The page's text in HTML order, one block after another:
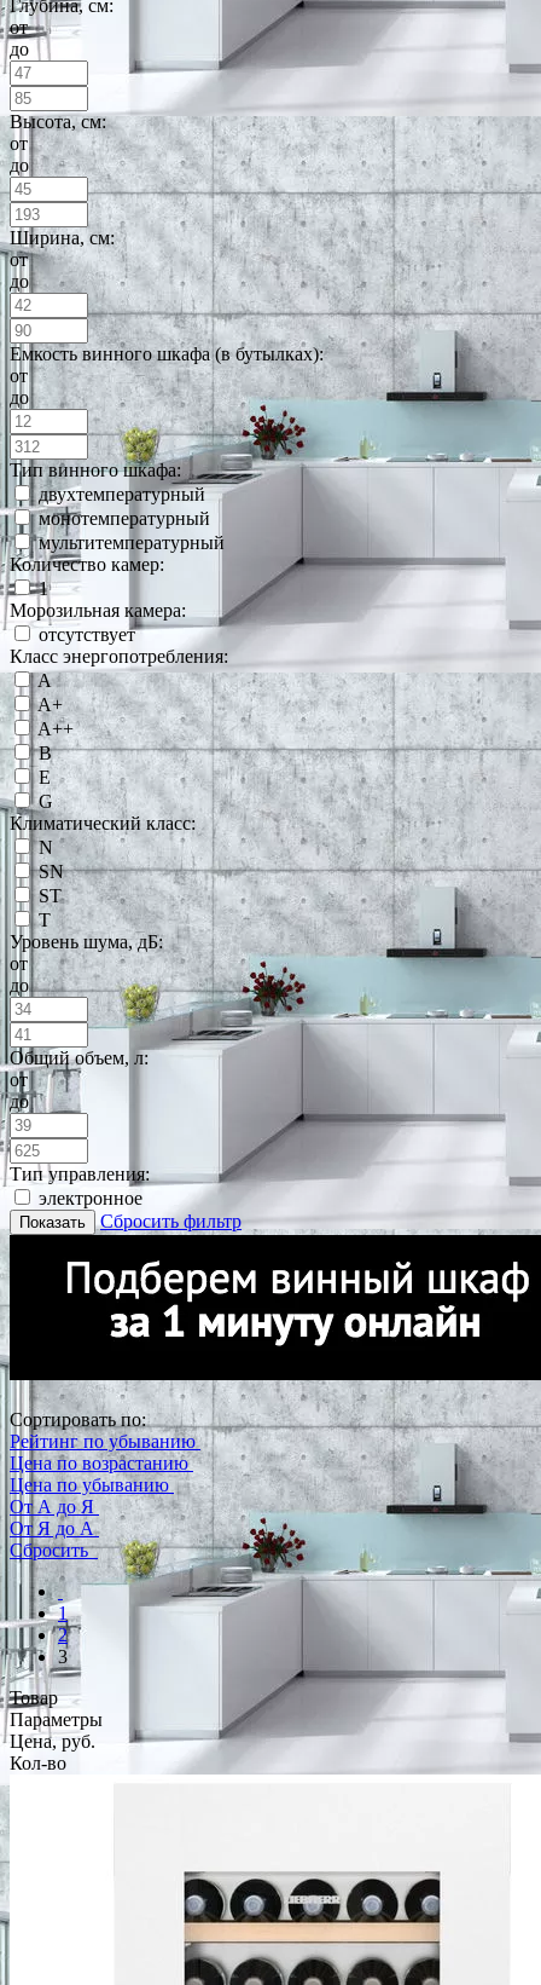
Глубина, см:
от
до
Высота, см:
от
до
Ширина, см:
от
до
Емкость винного шкафа (в бутылках):
от
до
Тип винного шкафа:
двухтемпературный
монотемпературный
мультитемпературный
Количество камер:
1
Морозильная камера:
отсутствует
Класс энергопотребления:
A
A+
A++
B
E
G
Климатический класс:
N
SN
ST
T
Уровень шума, дБ:
от
до
Общий объем, л:
от
до
Тип управления:
электронное
Показать Сбросить фильтр
Сортировать по:
Рейтинг по убыванию
Цена по возрастанию
Цена по убыванию
От А до Я
От Я до А
Сбросить
1
2
3
Товар
Параметры
Цена, руб.
Кол-во